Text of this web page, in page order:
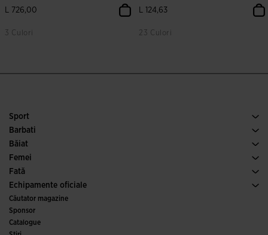
L 726,00
3 Culori
Alb
L 124,63
23 Culori
Sport
Alergare
Fotbal
Padel
Alergare pe traseu
Barbati
Incalaminte Barbai
Sport
Băiat
Vezi toate hainele pentru băieți
Femei
Incalaminte Femei
Sport
Fată
Vezi toate hainele pentru fete
Echipamente oficiale
Fotbal
Fotbal de Sala
Comitete și federații
Ediții speciale
Căutator magazine
Sponsor
Catalogue